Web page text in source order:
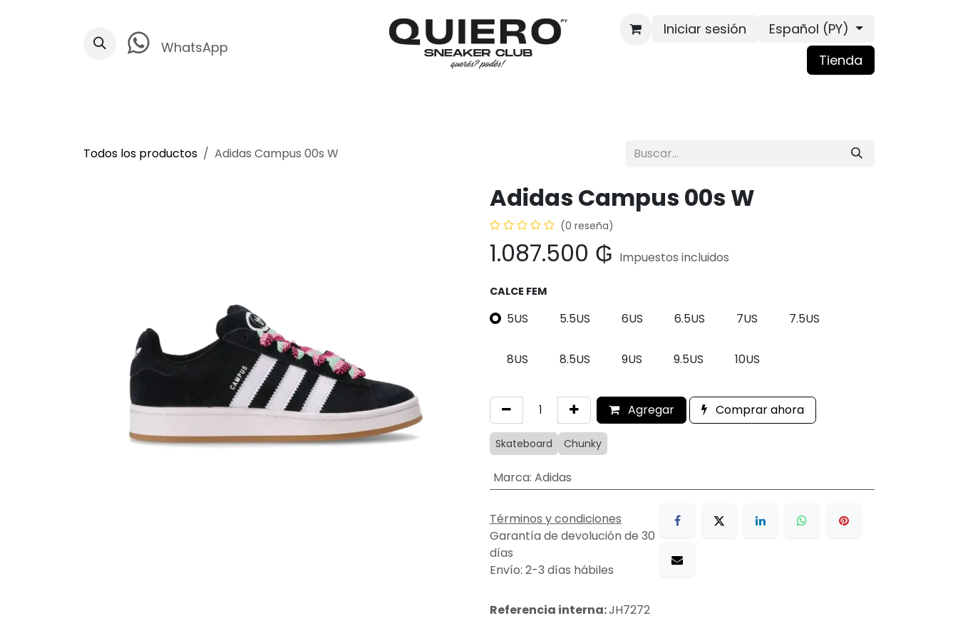
WhatsApp
Iniciar sesión
Español (PY)
Tienda
Todos los productos Adidas Campus 00s W
Adidas Campus 00s W
(0 reseña)
1.087.500 ₲ Impuestos incluidos
CALCE FEM
5US 5.5US 6US 6.5US 7US 7.5US
8US 8.5US 9US 9.5US 10US
Agregar Comprar ahora
Skateboard Chunky
Marca: Adidas
Términos y condiciones
Garantía de devolución de 30
días
Envío: 2-3 días hábiles
Referencia interna:JH7272